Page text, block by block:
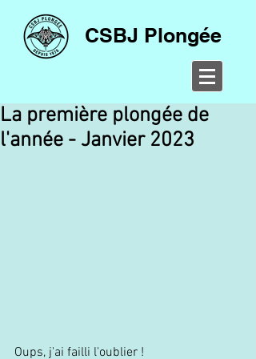
CSBJ Plongée
La première plongée de
l'année - Janvier 2023
Oups, j'ai failli l'oublier !